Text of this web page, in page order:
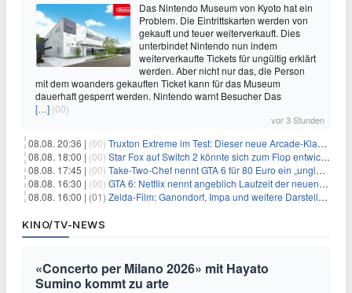
Das Nintendo Museum von Kyoto hat ein
Problem. Die Eintrittskarten werden von
gekauft und teuer weiterverkauft. Dies
unterbindet Nintendo nun indem
weiterverkaufte Tickets für ungültig erklärt
werden. Aber nicht nur das, die Person
mit dem woanders gekauften Ticket kann für das Museum
dauerhaft gesperrt werden. Nintendo warnt Besucher Das
[…] (00)
vor 3 Stunden
08.08. 20:36 | (00) Truxton Extreme im Test: Dieser neue Arcade-Klassiker verzeiht dir gar nichts
08.08. 18:00 | (00) Star Fox auf Switch 2 könnte sich zum Flop entwickeln
08.08. 17:45 | (00) Take-Two-Chef nennt GTA 6 für 80 Euro ein „unglaubliches Schnäppchen“
08.08. 16:30 | (00) GTA 6: Netflix nennt angeblich Laufzeit der neuen Gameplay-Präsentation
08.08. 16:00 | (01) Zelda-Film: Ganondorf, Impa und weitere Darsteller sollen feststehen
KINO/TV-NEWS
«Concerto per Milano 2026» mit Hayato
Sumino kommt zu arte